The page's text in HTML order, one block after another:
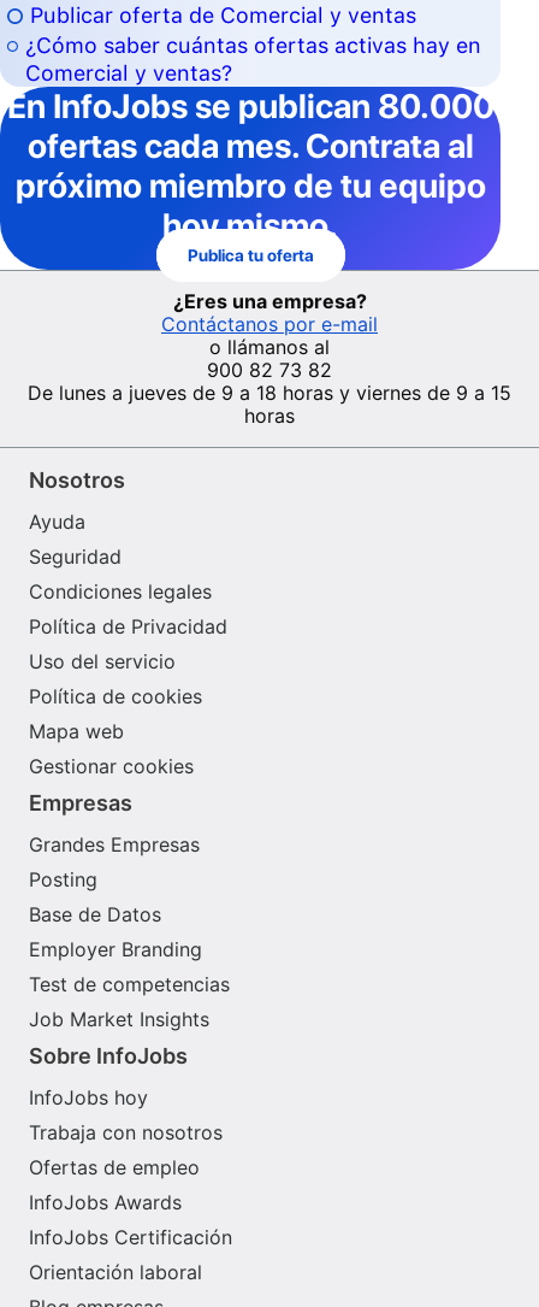
Publicar oferta de Comercial y ventas
¿Cómo saber cuántas ofertas activas hay en
Comercial y ventas?
En InfoJobsse publican 80.000
ofertas cada mes. Contrata al
próximo miembro de tu equipo
hoy mismo.
Publica tu oferta
¿Eres una empresa?
Contáctanos por e-mail
o llámanos al
900 82 73 82
De lunes a jueves de 9 a 18 horas y viernes de 9 a 15
horas
Nosotros
Ayuda
Seguridad
Condiciones legales
Política de Privacidad
Uso del servicio
Política de cookies
Mapa web
Gestionar cookies
Empresas
Grandes Empresas
Posting
Base de Datos
Employer Branding
Test de competencias
Job Market Insights
Sobre InfoJobs
InfoJobs hoy
Trabaja con nosotros
Ofertas de empleo
InfoJobs Awards
InfoJobs Certificación
Orientación laboral